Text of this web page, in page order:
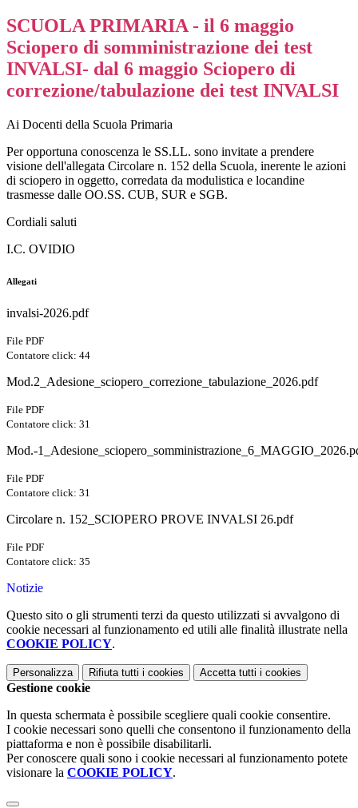
SCUOLA PRIMARIA - il 6 maggio
Sciopero di somministrazione dei test
INVALSI- dal 6 maggio Sciopero di
correzione/tabulazione dei test INVALSI
Ai Docenti della Scuola Primaria
Per opportuna conoscenza le SS.LL. sono invitate a prendere
visione dell'allegata Circolare n. 152 della Scuola, inerente le azioni
di sciopero in oggetto, corredata da modulistica e locandine
trasmesse dalle OO.SS. CUB, SUR e SGB.
Cordiali saluti
I.C. OVIDIO
Allegati
invalsi-2026.pdf
File PDF
Contatore click: 44
Mod.2_Adesione_sciopero_correzione_tabulazione_2026.pdf
File PDF
Contatore click: 31
Mod.-
File PDF
Contatore click: 31
Circolare n. 152_SCIOPERO PROVE INVALSI 26.pdf
File PDF
Contatore click: 35
Notizie
Questo sito o gli strumenti terzi da questo utilizzati si avvalgono di
cookie necessari al funzionamento ed utili alle finalità illustrate nella
COOKIE POLICY.
Personalizza Rifiuta tutti i cookies Accetta tutti i cookies
Gestione cookie
In questa schermata è possibile scegliere quali cookie consentire.
I cookie necessari sono quelli che consentono il funzionamento della
piattaforma e non è possibile disabilitarli.
Per conoscere quali sono i cookie necessari al funzionamento potete
visionare la COOKIE POLICY.